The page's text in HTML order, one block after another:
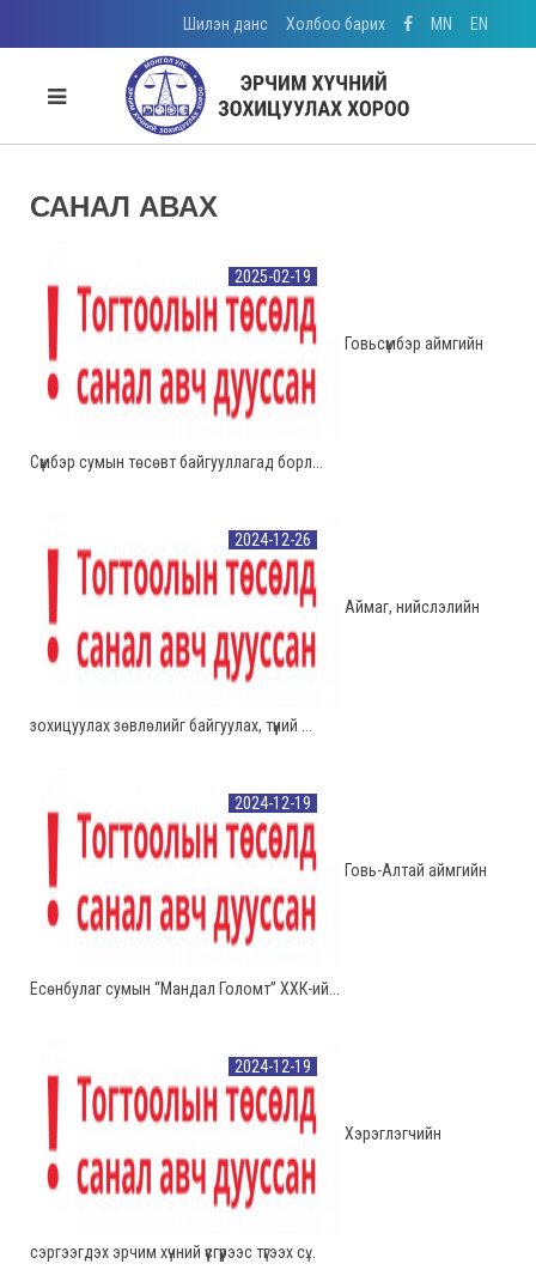
Шилэн данс Холбоо барих MN EN
САНАЛ АВАХ
2025-02-19
Говьсүмбэр аймгийн
Сүмбэр сумын төсөвт байгууллагад борл...
2024-12-26
Аймаг, нийслэлийн
зохицуулах зөвлөлийг байгуулах, түүний ...
2024-12-19
Говь-Алтай аймгийн
Есөнбулаг сумын “Мандал Голомт” ХХК-ий...
2024-12-19
Хэрэглэгчийн
сэргээгдэх эрчим хүчний үүсгүүрээс түгээх сү...